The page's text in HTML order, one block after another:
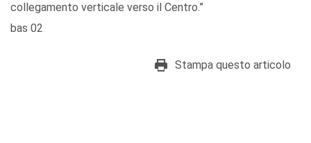
collegamento verticale verso il Centro.”
bas 02
Stampa questo articolo